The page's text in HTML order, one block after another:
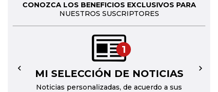
CONOZCA LOS BENEFICIOS EXCLUSIVOS PARA
NUESTROS SUSCRIPTORES
1
MI SELECCIÓN DE NOTICIAS
Noticias personalizadas, de acuerdo a sus
← →